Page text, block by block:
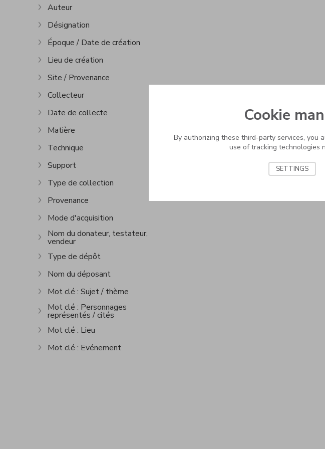
Show more
Auteur
Show more
Désignation
Show more
Époque / Date de création
Show more
Lieu de création
Show more
Site / Provenance
Show more
Collecteur
Show more
Date de collecte
Show more
Matière
Show more
Technique
Show more
Support
Show more
Type de collection
Show more
Provenance
Show more
Mode d'acquisition
Show more
Nom du donateur, testateur,
vendeur
Show more
Type de dépôt
Show more
Nom du déposant
Show more
Mot clé : Sujet / thème
Show more
Mot clé : Personnages
représentés / cités
Show more
Mot clé : Lieu
Show more
Mot clé : Evénement
Cookie
By authorizing these third-party services, you
use of tracking technologies
SETTINGS